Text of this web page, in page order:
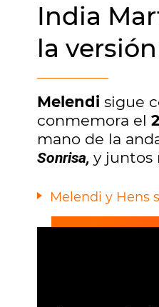
India
la
Melendi sigue
conmemora el
mano de la
Sonrisa, y juntos
Melendi y Hens